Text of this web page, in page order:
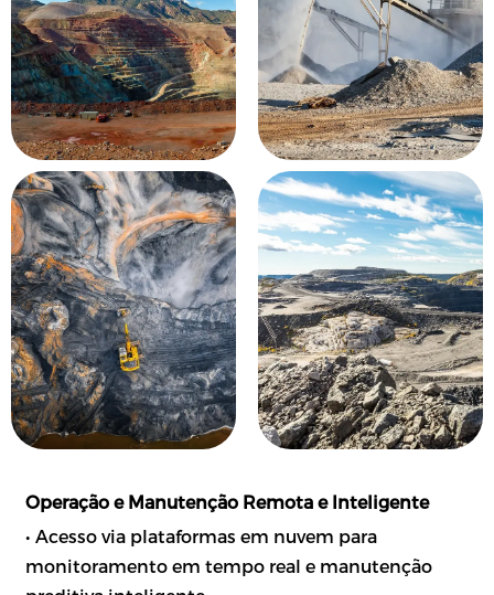
Operação e Manutenção Remota e Inteligente
• Acesso via plataformas em nuvem para
monitoramento em tempo real e manutenção